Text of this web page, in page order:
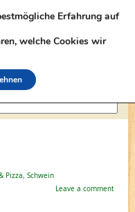
Pizza, Schwein
Leave a comment
Erfahrung auf
welche Cookies wir